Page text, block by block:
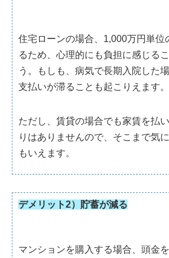
住宅ローンの場合、1,000万円単位
るため、心理的にも負担に感じる
う。もしも、病気で長期入院した
支払いが滞ることも起こりえます。
ただし、賃貸の場合でも家賃を払
りはありませんので、そこまで気
もいえます。
デメリット2）貯蓄が減る
マンションを購入する場合、頭金